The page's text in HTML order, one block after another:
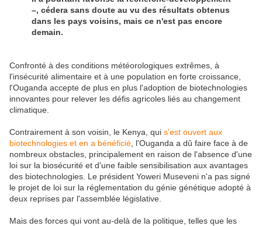
–, cédera sans doute au vu des résultats obtenus
dans les pays voisins, mais ce n'est pas encore
demain.
Confronté à des conditions météorologiques extrêmes, à
l'insécurité alimentaire et à une population en forte croissance,
l'Ouganda accepte de plus en plus l'adoption de biotechnologies
innovantes pour relever les défis agricoles liés au changement
climatique.
Contrairement à son voisin, le Kenya, qui s'est ouvert aux
biotechnologies et en a bénéficié , l'Ouganda a dû faire face à de
nombreux obstacles, principalement en raison de l'absence d'une
loi sur la biosécurité et d'une faible sensibilisation aux avantages
des biotechnologies. Le président Yoweri Museveni n'a pas signé
le projet de loi sur la réglementation du génie génétique adopté à
deux reprises par l'assemblée législative.
Mais des forces qui vont au-delà de la politique, telles que les